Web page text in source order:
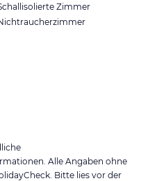
Zimmer
Alle Angaben ohne
Bitte lies vor der